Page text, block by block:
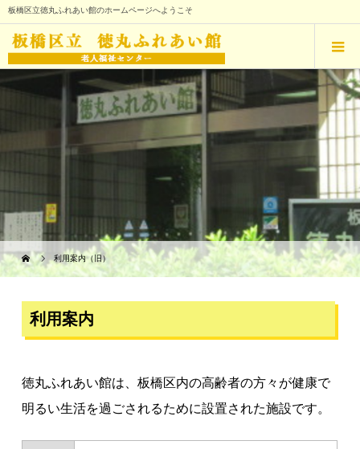
板橋区立徳丸ふれあい館のホームページへようこそ
利用案内（旧）
利用案内
徳丸ふれあい館は、板橋区内の高齢者の方々が健康で
明るい生活を過ごされるために設置された施設です。